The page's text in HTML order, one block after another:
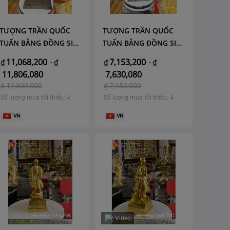
TƯỢNG TRẦN QUỐC
TUẤN BẰNG ĐỒNG SIZE
₫ 11,068,200 -₫
11,806,080
₫12,300,000
Số lượng mua tối thiểu: 4
VN
TƯỢNG TRẦN QUỐC
TUẤN BẰNG ĐỒNG SIZE
₫7,153,200 -₫
7,630,080
₫7,950,000
Số lượng mua tối thiểu: 4
VN
Video